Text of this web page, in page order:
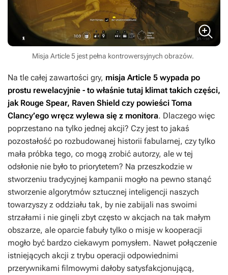
Misja Article 5 jest pełna kontrowersyjnych obrazów.
Na tle całej zawartości gry, misja Article 5 wypada po
prostu rewelacyjnie - to właśnie tutaj klimat takich części,
jak Rouge Spear, Raven Shield czy powieści Toma
Clancy’ego wręcz wylewa się z monitora. Dlaczego więc
poprzestano na tylko jednej akcji? Czy jest to jakaś
pozostałość po rozbudowanej historii fabularnej, czy tylko
mała próbka tego, co mogą zrobić autorzy, ale w tej
odsłonie nie było to priorytetem? Na przeszkodzie w
stworzeniu tradycyjnej kampanii mogło na pewno stanąć
stworzenie algorytmów sztucznej inteligencji naszych
towarzyszy z oddziału tak, by nie zabijali nas swoimi
strzałami i nie ginęli zbyt często w akcjach na tak małym
obszarze, ale oparcie fabuły tylko o misje w kooperacji
mogło być bardzo ciekawym pomysłem. Nawet połączenie
istniejących akcji z trybu operacji odpowiednimi
przerywnikami filmowymi dałoby satysfakcjonującą,